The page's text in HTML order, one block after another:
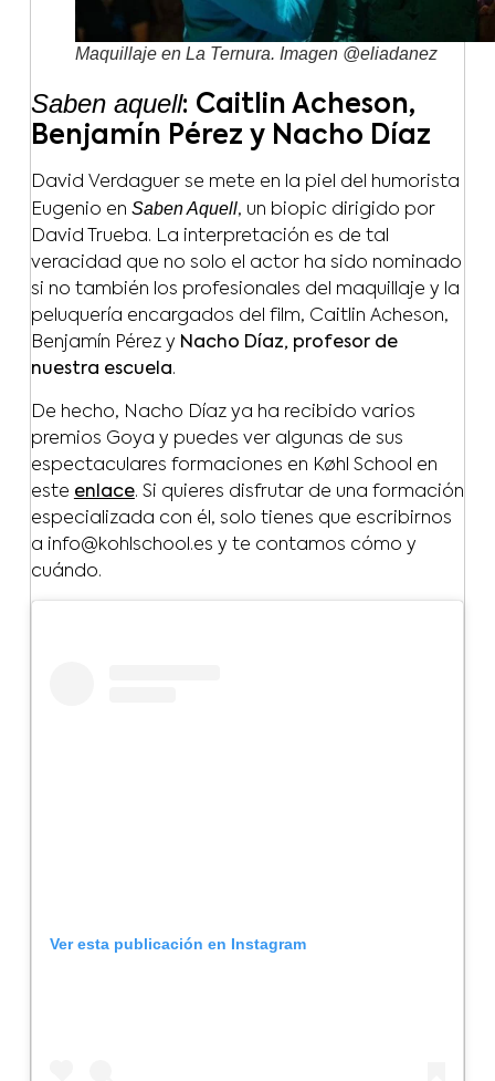
Maquillaje en La Ternura. Imagen @eliadanez
Saben aquell: Caitlin Acheson,
Benjamín Pérez y Nacho Díaz
David Verdaguer se mete en la piel del humorista
Eugenio en Saben Aquell, un biopic dirigido por
David Trueba. La interpretación es de tal
veracidad que no solo el actor ha sido nominado
si no también los profesionales del maquillaje y la
peluquería encargados del film, Caitlin Acheson,
Benjamín Pérez y Nacho Díaz, profesor de
nuestra escuela.
De hecho, Nacho Díaz ya ha recibido varios
premios Goya y puedes ver algunas de sus
espectaculares formaciones en Køhl School en
este enlace. Si quieres disfrutar de una formación
especializada con él, solo tienes que escribirnos
a info@kohlschool.es y te contamos cómo y
cuándo.
Ver esta publicación en Instagram